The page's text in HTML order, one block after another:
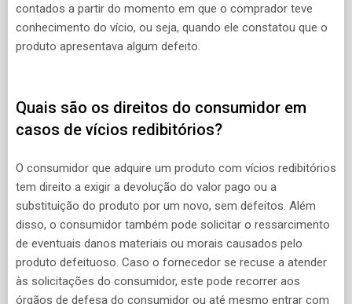
contados a partir do momento em que o comprador teve
conhecimento do vício, ou seja, quando ele constatou que o
produto apresentava algum defeito.
Quais são os direitos do consumidor em
casos de vícios redibitórios?
O consumidor que adquire um produto com vícios redibitórios
tem direito a exigir a devolução do valor pago ou a
substituição do produto por um novo, sem defeitos. Além
disso, o consumidor também pode solicitar o ressarcimento
de eventuais danos materiais ou morais causados pelo
produto defeituoso. Caso o fornecedor se recuse a atender
às solicitações do consumidor, este pode recorrer aos
órgãos de defesa do consumidor ou até mesmo entrar com